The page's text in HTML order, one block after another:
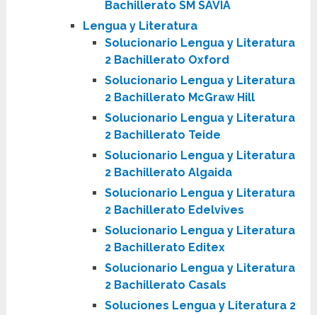
Bachillerato SM SAVIA
Lengua y Literatura
Solucionario Lengua y Literatura
2 Bachillerato Oxford
Solucionario Lengua y Literatura
2 Bachillerato McGraw Hill
Solucionario Lengua y Literatura
2 Bachillerato Teide
Solucionario Lengua y Literatura
2 Bachillerato Algaida
Solucionario Lengua y Literatura
2 Bachillerato Edelvives
Solucionario Lengua y Literatura
2 Bachillerato Editex
Solucionario Lengua y Literatura
2 Bachillerato Casals
Soluciones Lengua y Literatura 2